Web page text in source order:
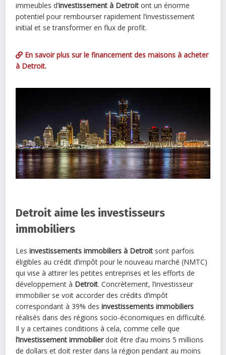
immeubles d’investissement à Detroit ont un énorme
potentiel pour rembourser rapidement l’investissement
initial et se transformer en flux de profit.
En savoir plus sur le financement des maisons à acheter
à Detroit.
Detroit aime les investisseurs
immobiliers
Les investissements immobiliers à Detroit sont parfois
éligibles au crédit d’impôt pour le nouveau marché (NMTC)
qui vise à attirer les petites entreprises et les efforts de
développement à Detroit. Concrètement, l’investisseur
immobilier se voit accorder des crédits d’impôt
correspondant à 39% des investissements immobiliers
réalisés dans des régions socio-économiques en difficulté.
Il y a certaines conditions à cela, comme celle que
l’investissement immobilierdoit être d’au moins 5 millions
de dollars et doit rester dans la région pendant au moins